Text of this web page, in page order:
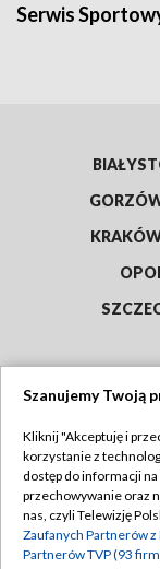
Serwis
Abonament
Emisja w TVP
Szanujemy Twoją
Kliknij "Akceptuję i
korzystanie z
dostęp do informacji
przechowywanie oraz
nas, czyli Telewizję
Zaufanych Partnerów
Partnerów TVP (93